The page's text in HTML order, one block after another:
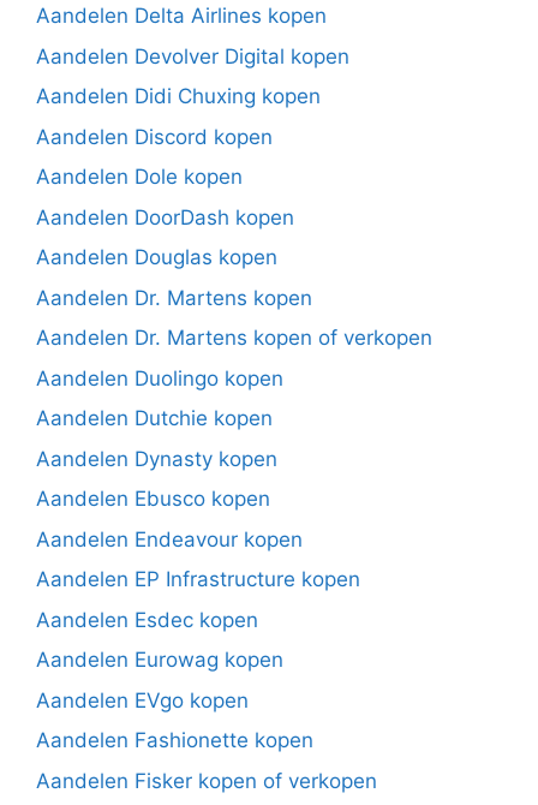
Aandelen Delta Airlines kopen
Aandelen Devolver Digital kopen
Aandelen Didi Chuxing kopen
Aandelen Discord kopen
Aandelen Dole kopen
Aandelen DoorDash kopen
Aandelen Douglas kopen
Aandelen Dr. Martens kopen
Aandelen Dr. Martens kopen of verkopen
Aandelen Duolingo kopen
Aandelen Dutchie kopen
Aandelen Dynasty kopen
Aandelen Ebusco kopen
Aandelen Endeavour kopen
Aandelen EP Infrastructure kopen
Aandelen Esdec kopen
Aandelen Eurowag kopen
Aandelen EVgo kopen
Aandelen Fashionette kopen
Aandelen Fisker kopen of verkopen